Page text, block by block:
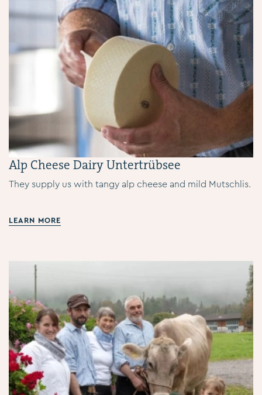
Alp Cheese Dairy Untertrübsee
They supply us with tangy alp cheese and mild Mutschlis.
LEARN MORE